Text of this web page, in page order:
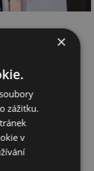
na pravé, nebo
vzít v potaz
vypínači či
otvoru
volba při
×
zážitku.
v